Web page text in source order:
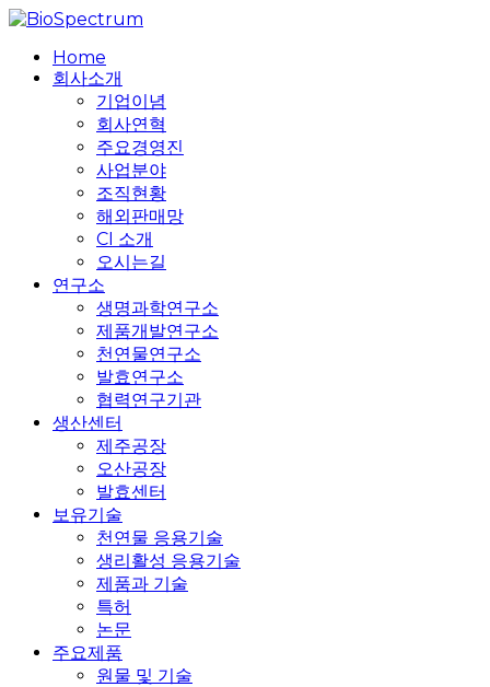
Skip
main
content
search
MenuHome
회사소개
기업이념
회사연혁
주요경영진
사업분야
조직현황
해외판매망
CI 소개
오시는길
연구소
생명과학연구소
제품개발연구소
천연물연구소
발효연구소
협력연구기관
생산센터
제주공장
오산공장
발효센터
보유기술
천연물 응용기술
생리활성 응용기술
제품과 기술
특허
논문
주요제품
원물 및 기술